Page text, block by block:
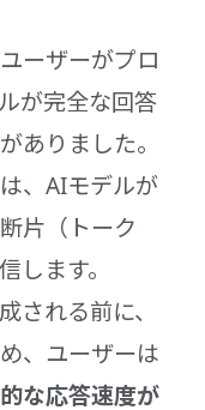
ーザーがプロ
が完全な回答
ありました。
、AIモデルが
片（トーク
します。
される前に、
、ユーザーは
な応答速度が